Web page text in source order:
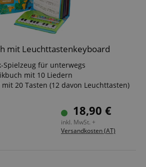
mit Leuchttastenkeyboard
Spielzeug für unterwegs
mit 10 Liedern
20 Tasten (12 davon Leuchttasten)
18,90 €
inkl. MwSt. +
Versandkosten (AT)